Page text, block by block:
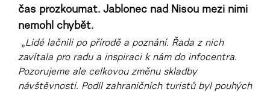
čas prozkoumat. Jablonec nad Nisou mezi nimi
nemohl chybět.
„Lidé lačnili po přírodě a poznání. Řada z nich
zavítala pro radu a inspiraci k nám do infocentra.
Pozorujeme ale celkovou změnu skladby
návštěvnosti. Podíl zahraničních turistů byl pouhých